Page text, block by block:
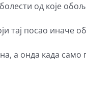
од које
тај посао иначе
а онда када